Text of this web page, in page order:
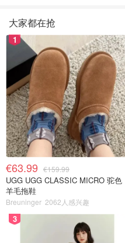
大家都在抢
1
€63.99 €159.99
UGG UGG CLASSIC MICRO 驼色
羊毛拖鞋
Breuninger 2062人感兴趣
3